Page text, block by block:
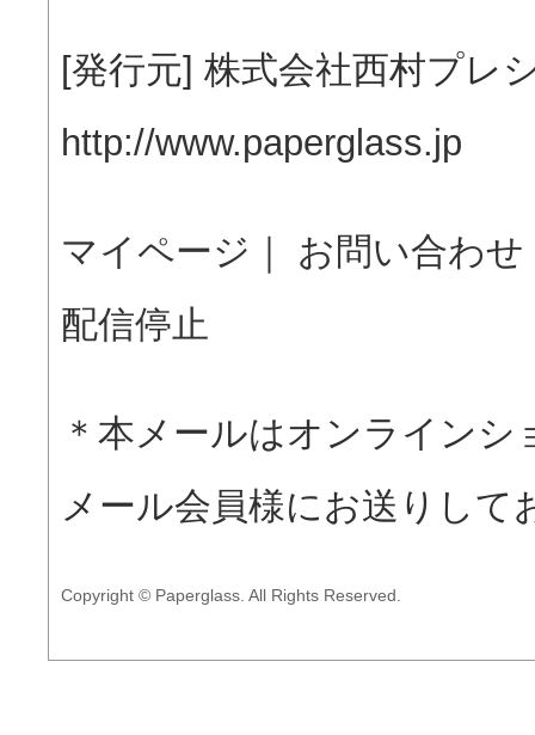
[発行元] 株式会社西村プレ
http://www.paperglass.jp
マイページ お問い合わせ
配信停止
＊本メールはオンライン
メール会員様にお送りして
Copyright © Paperglass. All Rights Reserved.